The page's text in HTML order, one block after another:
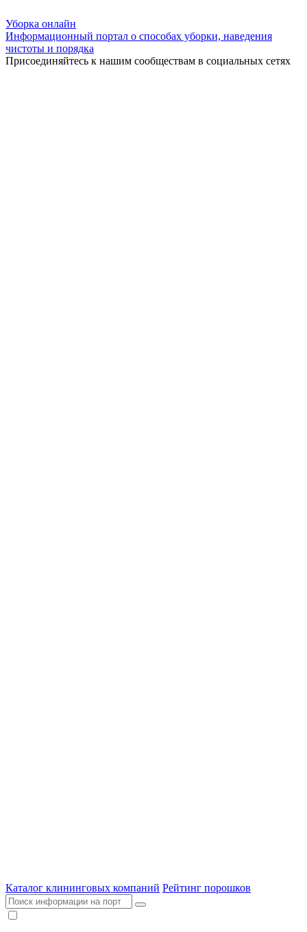
Уборка онлайн
Информационный портал о способах уборки, наведения
чистоты и порядка
Присоединяйтесь к нашим сообществам в социальных сетях
Каталог клининговых компаний Рейтинг порошков